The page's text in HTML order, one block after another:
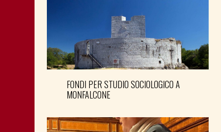
FONDI PER STUDIO SOCIOLOGICO A
MONFALCONE